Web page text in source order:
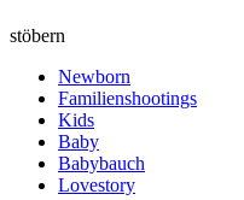
stöbern
Newborn
Familienshootings
Kids
Baby
Babybauch
Lovestory